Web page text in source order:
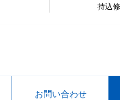
持込
お問い合わせ